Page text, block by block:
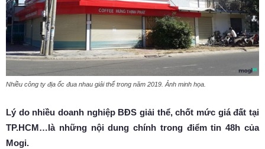
Nhiều công ty địa ốc đua nhau giải thể trong năm 2019. Ảnh minh họa.
Lý do nhiều doanh nghiệp BĐS giải thể, chốt mức giá đất tại
TP.HCM…là những nội dung chính trong điểm tin 48h của
Mogi.